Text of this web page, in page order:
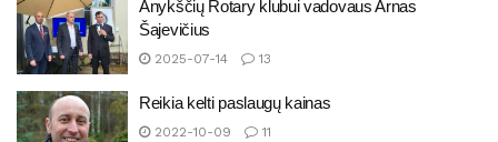
Anykščių Rotary klubui vadovaus Arnas
Šajevičius
2025-07-14 13
Reikia kelti paslaugų kainas
2022-10-09 11